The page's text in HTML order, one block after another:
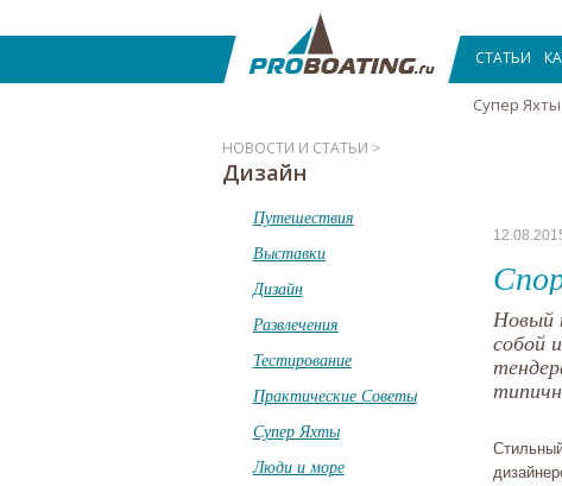
СТАТЬИ
Супер Яхты
НОВОСТИ И СТАТЬИ >
Дизайн
Новый
собой
Путешествия
Выставки
Дизайн
Развлечения
Тестирование
Практические Советы
Супер Яхты
Люди и море